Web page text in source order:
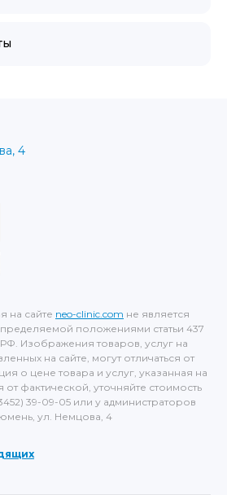
на сайте neo-clinic.com не является
положениями статьи 437
Изображения товаров, услуг на
на сайте, могут отличаться от
о цене товара и услуг, указанная на
от фактической, уточняйте стоимость
39-09-05 или у администраторов
ул. Немцова, 4
4